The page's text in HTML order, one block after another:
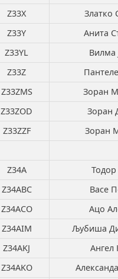
Z33X
Златко
Z33Y
Анита
Z33YL
Вилма
Z33Z
Z33ZMS
Зоран
Z33ZOD
Зоран
Z33ZZF
Зоран
Z34A
Z34ABC
Васе
Z34ACO
Ацо
Z34AIM
Љубиша
Z34AKJ
Ангел
Z34AKO